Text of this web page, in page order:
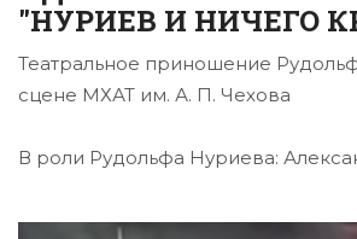
"НУРИЕВ И НИЧЕГО
Театральное приношение
сцене МХАТ им. А. П. Чехова
В роли Рудольфа Нуриева: